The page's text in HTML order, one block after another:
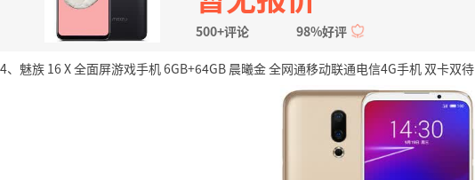
500+评论 98%好评
4、魅族 16 X 全面屏游戏手机 6GB+64GB 晨曦金 全网通移动联通电信4G手机 双卡双待